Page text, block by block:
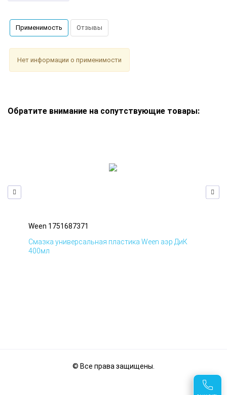
Применимость Отзывы
Нет информации о применимости
Обратите внимание на сопутствующие товары:
Ween 1751687371
Смазка универсальная пластика Ween аэр ДиК
400мл
© Все права защищены.